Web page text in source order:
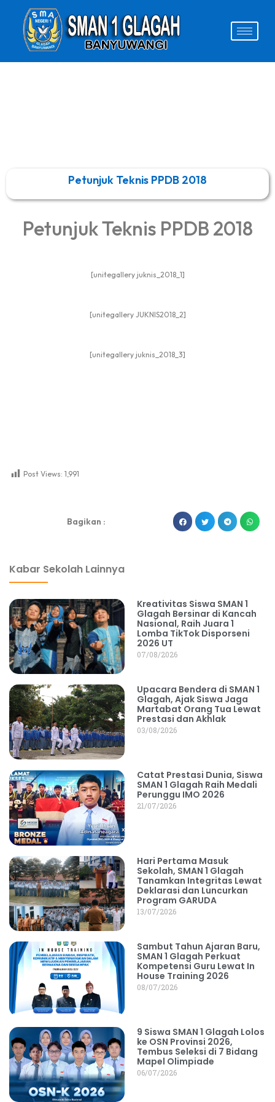
Petunjuk Teknis PPDB 2018
Petunjuk Teknis PPDB 2018
[unitegallery juknis_2018_1]
[unitegallery JUKNIS2018_2]
[unitegallery juknis_2018_3]
Post Views: 1,991
Bagikan :
Kabar Sekolah Lainnya
Kreativitas Siswa SMAN 1
Glagah Bersinar di Kancah
Nasional, Raih Juara 1
Lomba TikTok Disporseni
2026 UT
07/08/2026
Upacara Bendera di SMAN 1
Glagah, Ajak Siswa Jaga
Martabat Orang Tua Lewat
Prestasi dan Akhlak
03/08/2026
Catat Prestasi Dunia, Siswa
SMAN 1 Glagah Raih Medali
Perunggu IMO 2026
21/07/2026
Hari Pertama Masuk
Sekolah, SMAN 1 Glagah
Tanamkan Integritas Lewat
Deklarasi dan Luncurkan
Program GARUDA
13/07/2026
Sambut Tahun Ajaran Baru,
SMAN 1 Glagah Perkuat
Kompetensi Guru Lewat In
House Training 2026
08/07/2026
9 Siswa SMAN 1 Glagah Lolos
ke OSN Provinsi 2026,
Tembus Seleksi di 7 Bidang
Mapel Olimpiade
06/07/2026